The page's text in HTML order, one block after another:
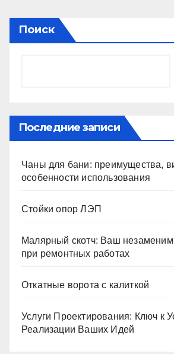
Поиск
Последние записи
Чаны для бани: преимущества,
особенности использования
Стойки опор ЛЭП
Малярный скотч: Ваш
при ремонтных работах
Откатные ворота с калиткой
Услуги Проектирования: Ключ к
Реализации Ваших Идей